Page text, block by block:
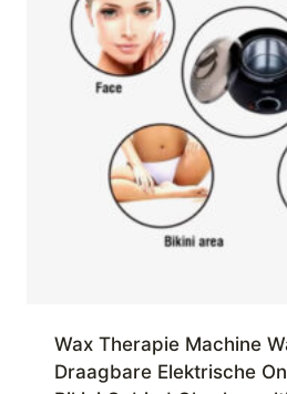
Wax Therapie Machine
Draagbare Elektrische